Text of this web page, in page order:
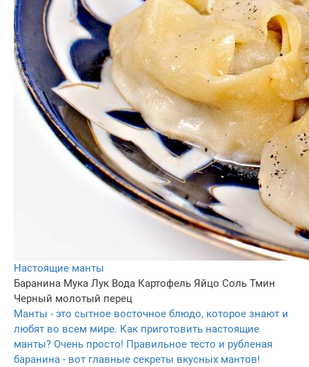
Настоящие манты
Баранина Мука Лук Вода Картофель Яйцо Соль Тмин
Черный молотый перец
Манты - это сытное восточное блюдо, которое знают и
любят во всем мире. Как приготовить настоящие
манты? Очень просто! Правильное тесто и рубленая
баранина - вот главные секреты вкусных мантов!